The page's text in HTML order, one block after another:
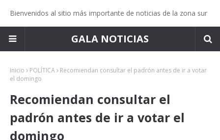
Bienvenidos al sitio más importante de noticias de la zona sur
GALA NOTICIAS
Inicio POLÍTICA
Recomiendan consultar el padrón antes de ir a votar
el domingo
Recomiendan consultar el
padrón antes de ir a votar el
domingo